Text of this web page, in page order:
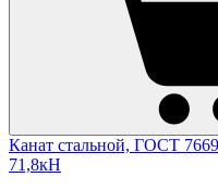
Канат стальной, ГОСТ
71,8кН